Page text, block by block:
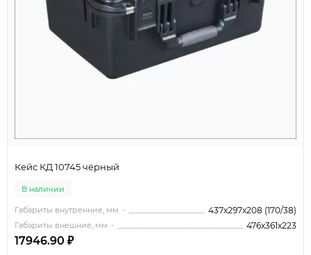
Кейс КД 10745 чёрный
В наличии
Габариты внутренние, мм. - 437x297x208 (170/38)
Габариты внешние, мм. - 476x361x223
17946.90 ₽